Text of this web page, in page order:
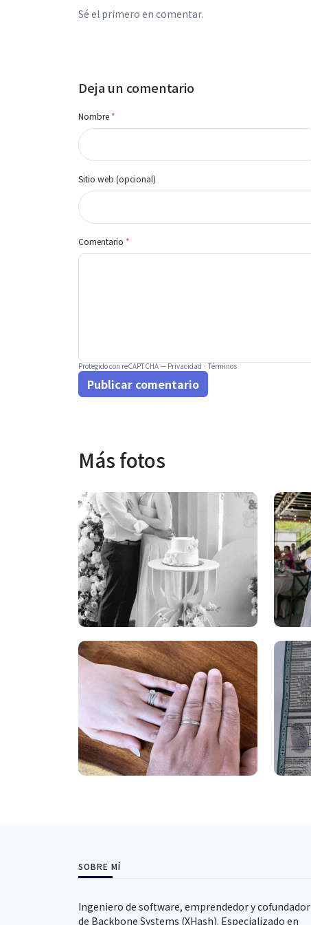
Sé el primero en comentar.
Deja un comentario
Nombre *
Sitio web (opcional)
Comentario *
Protegido con reCAPTCHA —Privacidad·Términos
Publicar comentario
Más fotos
SOBRE MÍ
Ingeniero de software, emprendedor y cofundador
de Backbone Systems (XHash). Especializado en